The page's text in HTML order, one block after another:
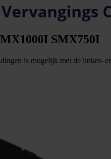
SMX750I
is mogelijk met de linker-